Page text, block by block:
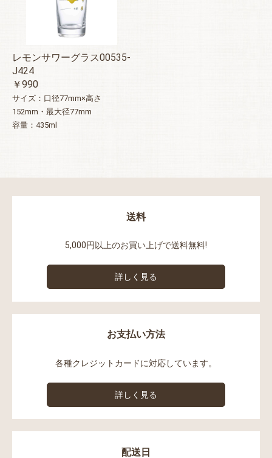
レモンサワーグラス00535-
J424
￥990
サイズ：口径77mm×高さ
152mm・最大径77mm
容量：435ml
送料
5,000円以上のお買い上げで送料無料!
詳しく見る
お支払い方法
各種クレジットカードに対応しています。
詳しく見る
配送日